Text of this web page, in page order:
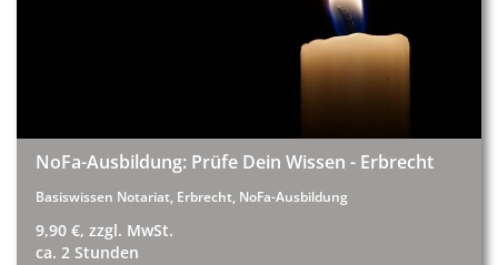
NoFa-Ausbildung: Prüfe Dein Wissen - Erbrecht
Basiswissen Notariat, Erbrecht, NoFa-Ausbildung
9,90 €, zzgl. MwSt.
ca. 2 Stunden